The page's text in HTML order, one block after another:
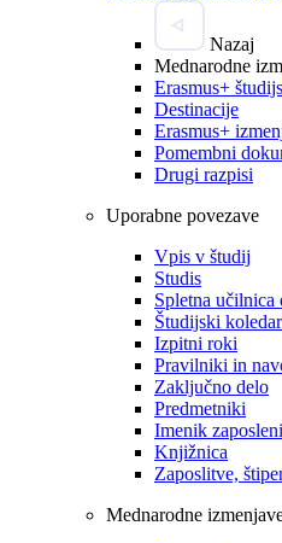
Nazaj
Mednarodne
Erasmus+
Destinacije
Erasmus+
Pomembni
Drugi razpisi
Uporabne povezave
Vpis v študij
Studis
Spletna učilnica
Študijski
Izpitni roki
Pravilniki in
Zaključno delo
Predmetniki
Imenik
Knjižnica
Zaposlitve,
Mednarodne